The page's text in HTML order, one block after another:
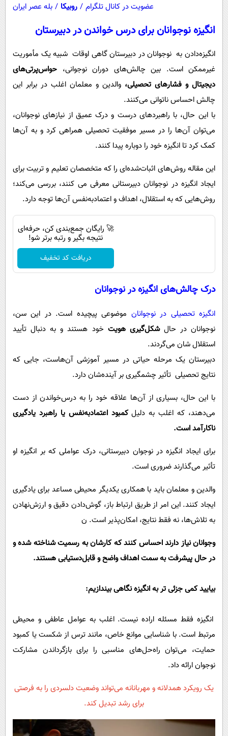
عضویت در کانال تلگرام / روبیکا / بله عصر ایران
انگیزه نوجوانان برای درس خواندن در دبیرستان
انگیزه‌دادن به نوجوانان در دبیرستان گاهی اوقات شبیه یک مأموریت
غیرممکن است. بین چالش‌های دوران نوجوانی، حواس‌پرتی‌های
دیجیتال و فشارهای تحصیلی، والدین و معلمان اغلب در برابر این
چالش احساس ناتوانی می‌کنند.
با این حال، با راهبردهای درست و درک عمیق از نیازهای نوجوانان،
می‌توان آن‌ها را در مسیر موفقیت تحصیلی همراهی کرد و به آن‌ها
کمک کرد تا انگیزه خود را دوباره پیدا کنند.
این مقاله روش‌های اثبات‌شده‌ای را که متخصصان تعلیم و تربیت برای
ایجاد انگیزه در نوجوانان دبیرستانی معرفی می کنند، بررسی می‌کند؛
روش‌هایی که به استقلال، اهداف و اعتمادبه‌نفس آن‌ها توجه دارد.
🚀 رایگان جمع‌بندی کن، حرفه‌ای
نتیجه بگیر و رتبه برتر شو!
دریافت کد تخفیف
درک چالش‌های انگیزه در نوجوانان
انگیزه تحصیلی در نوجوانان موضوعی پیچیده است. در این سن،
نوجوانان در حالشکل‌گیری هویت خود هستند و به دنبال تأیید
استقلال شان می‌گردند.
دبیرستان یک مرحله حیاتی در مسیر آموزشی آن‌هاست، جایی که
نتایج تحصیلی تأثیر چشمگیری بر آینده‌شان دارد.
با این حال، بسیاری از آن‌ها علاقه خود را به درس‌خواندن از دست
می‌دهند، که اغلب به دلیلکمبود اعتمادبه‌نفس یا راهبرد یادگیری
ناکارآمد است.
برای ایجاد انگیزه در نوجوان دبیرستانی، درک عواملی که بر انگیزه او
تأثیر می‌گذارند ضروری است.
والدین و معلمان باید با همکاری یکدیگر محیطی مساعد برای یادگیری
ایجاد کنند. این امر از طریق ارتباط باز، گوش‌دادن دقیق و ارزش‌نهادن
به تلاش‌ها، نه فقط نتایج، امکان‌پذیر است. ن
وجوانان نیاز دارند احساس کنند که کارشان به رسمیت شناخته شده و
در حال پیشرفت به سمت اهداف واضح و قابل‌دستیابی هستند.
بیایید کمی جزئی تر به انگیزه نگاهی بیندازیم:
انگیزه فقط مسئله اراده نیست. اغلب به عوامل عاطفی و محیطی
مرتبط است. با شناسایی موانع خاص، مانند ترس از شکست یا کمبود
حمایت، می‌توان راه‌حل‌های مناسبی را برای بازگرداندن مشارکت
نوجوان ارائه داد.
یک رویکرد همدلانه و مهربانانه می‌تواند وضعیت دلسردی را به فرصتی
برای رشد تبدیل کند.